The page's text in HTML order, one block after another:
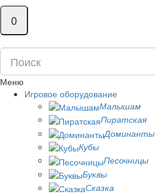
0
Меню
Игровое оборудование
Малышам
Пиратская
Доминанты
Кубы
Песочницы
Буквы
Сказка